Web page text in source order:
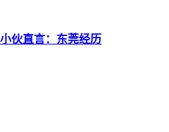
伙直言：东莞经历